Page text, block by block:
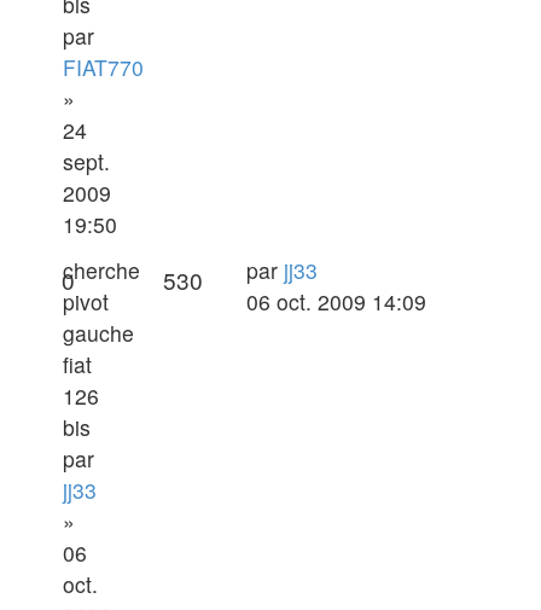
par
FIAT770
»
24
sept.
2009
19:50
cherche
pivot
gauche
fiat
126
bis
par
jj33
»
06
oct.
0Réponses530VuesDernier
message
par jj33
06 oct. 2009 14:09